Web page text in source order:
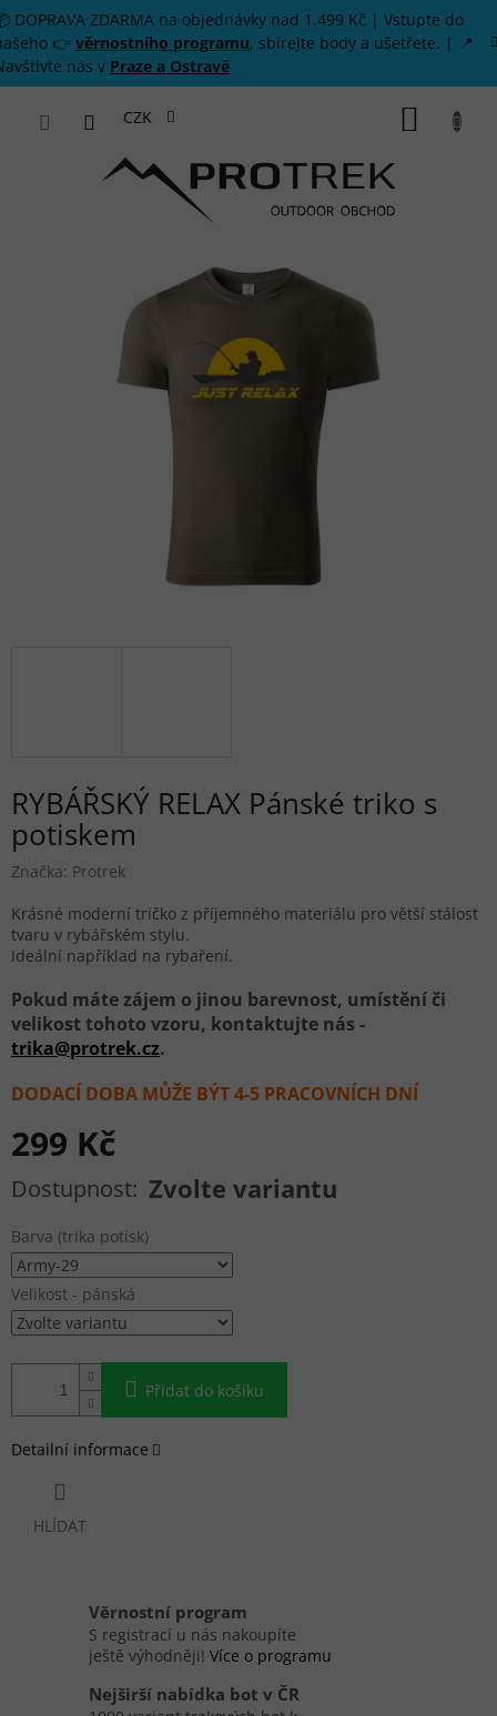
Přejít na obsah
DOPRAVA ZDARMA na objednávky nad 1.499 Kč | Vstupte do
👉 věrnostního programu, sbírejte body a ušetřete. | 📍
nás v Praze a Ostravě
CZK
RYBÁŘSKÝ RELAX Pánské triko s
potiskem
Značka: Protrek
299 Kč
Měrná cena: Zvolte variantu
Barva (trika potisk)
Velikost - pánská
Přidat do košíku
Krásné moderní tričko z příjemného materiálu pro větší stálost
tvaru v rybářském stylu.
Ideální například na rybaření.
Pokud máte zájem o jinou barevnost, umístění či
velikost tohoto vzoru, kontaktujte nás -
trika@protrek.cz.
DODACÍ DOBA MŮŽE BÝT 4-5 PRACOVNÍCH DNÍ
Detailní informace
HLÍDAT
Věrnostní program
S registrací u nás nakoupíte
ještě výhodněji! Více o programu
Nejširší nabídka bot v ČR